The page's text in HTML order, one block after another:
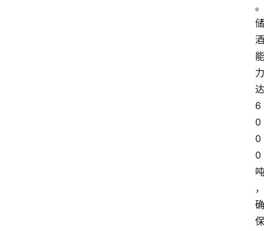
。
储
酒
能
力
达
6
0
0
0
吨
，
确
保